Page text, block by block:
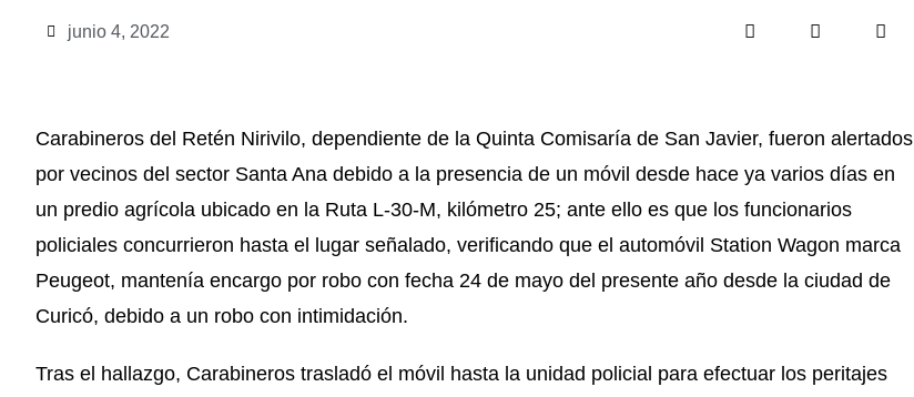
junio 4, 2022
Carabineros del Retén Nirivilo, dependiente de la Quinta Comisaría de San Javier, fueron alertados
por vecinos del sector Santa Ana debido a la presencia de un móvil desde hace ya varios días en
un predio agrícola ubicado en la Ruta L-30-M, kilómetro 25; ante ello es que los funcionarios
policiales concurrieron hasta el lugar señalado, verificando que el automóvil Station Wagon marca
Peugeot, mantenía encargo por robo con fecha 24 de mayo del presente año desde la ciudad de
Curicó, debido a un robo con intimidación.
Tras el hallazgo, Carabineros trasladó el móvil hasta la unidad policial para efectuar los peritajes